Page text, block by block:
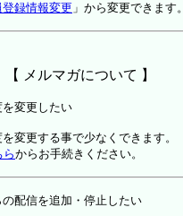
登録情報変更 」から変更できます。
【 メルマガについて 】
変更したい
変更する事で少なくできます。
らからお手続きください。
配信を追加・停止したい